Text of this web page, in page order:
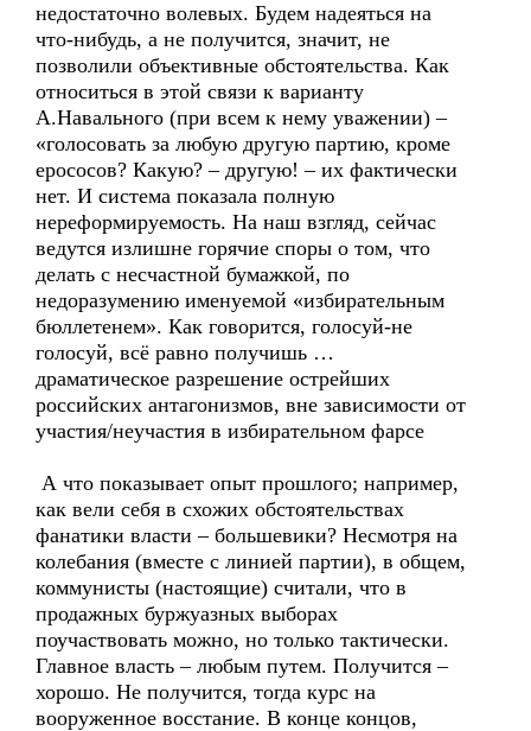
недостаточно волевых. Будем надеяться на
что-нибудь, а не получится, значит, не
позволили объективные обстоятельства. Как
относиться в этой связи к варианту
А.Навального (при всем к нему уважении) –
«голосовать за любую другую партию, кроме
ерососов? Какую? – другую! – их фактически
нет. И система показала полную
нереформируемость. На наш взгляд, сейчас
ведутся излишне горячие споры о том, что
делать с несчастной бумажкой, по
недоразумению именуемой «избирательным
бюллетенем». Как говорится, голосуй-не
голосуй, всё равно получишь …
драматическое разрешение острейших
российских антагонизмов, вне зависимости от
участия/неучастия в избирательном фарсе
А что показывает опыт прошлого; например,
как вели себя в схожих обстоятельствах
фанатики власти – большевики? Несмотря на
колебания (вместе с линией партии), в общем,
коммунисты (настоящие) считали, что в
продажных буржуазных выборах
поучаствовать можно, но только тактически.
Главное власть – любым путем. Получится –
хорошо. Не получится, тогда курс на
вооруженное восстание. В конце концов,